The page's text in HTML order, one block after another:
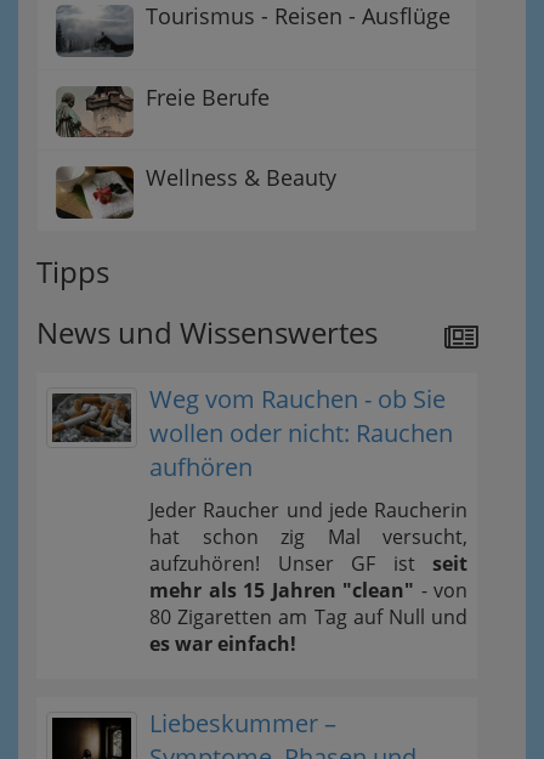
Tourismus - Reisen - Ausflüge
Freie Berufe
Wellness & Beauty
Tipps
News und Wissenswertes
Weg vom Rauchen - ob Sie
wollen oder nicht: Rauchen
aufhören
Jeder Raucher und jede Raucherin
hat schon zig Mal versucht,
aufzuhören! Unser GF ist seit
mehr als 15 Jahren "clean" - von
80 Zigaretten am Tag auf Null und
es war einfach!
Liebeskummer –